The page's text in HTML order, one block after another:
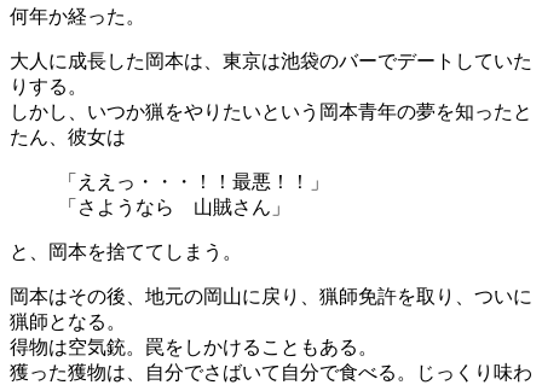
何年か経った。
大人に成長した岡本は、東京は池袋のバーでデートしていた
りする。
しかし、いつか猟をやりたいという岡本青年の夢を知ったと
たん、彼女は
「ええっ・・・！！最悪！！」
「さようなら 山賊さん」
と、岡本を捨ててしまう。
岡本はその後、地元の岡山に戻り、猟師免許を取り、ついに
猟師となる。
得物は空気銃。罠をしかけることもある。
獲った獲物は、自分でさばいて自分で食べる。じっくり味わ